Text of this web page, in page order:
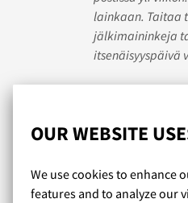
OUR WEBSITE
We use cookies to enhance
features and to analyze our
lainkaan. Taitaa
jälkimaininkeja
itsenäisyyspäivä